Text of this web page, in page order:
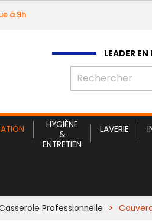
à 9h
LEADER EN
HYGIÈNE
&
ENTRETIEN
LAVERIE
Professionnelle